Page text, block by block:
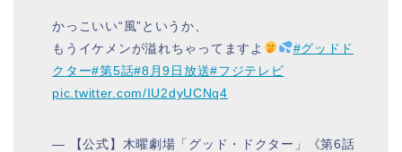
かっこいい“風”というか、
もうイケメンが溢れちゃってますよ
#グッドド
クター#第5話#8月9日放送#フジテレビ
pic.twitter.com/IU2dyUCNq4
— 【公式】木曜劇場「グッド・ドクター」《第6話